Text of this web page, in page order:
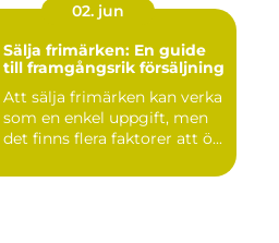
02. jun
Sälja frimärken: En guide
till framgångsrik försäljning
Att sälja frimärken kan verka
som en enkel uppgift, men
det finns flera faktorer att ö...